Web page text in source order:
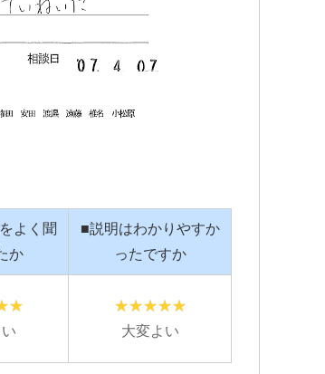
よく聞
か
■説明はわかりやすか
ったですか
大変よい
1 か月 前
険で弁護士特約に入っているのにも
かかわらず自分で対応していまし
た…痛みが消えていないのに通院を
談した所こちらのグリーンリーフ法
律事務所を紹介して頂いて、申先生
に話を聞いて貰いました。
弁護士の先生に相談するって何と言
続きを読む